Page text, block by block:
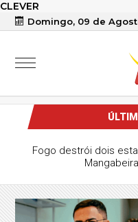
CLEVER
Domingo, 09 de
Fogo destrói dois